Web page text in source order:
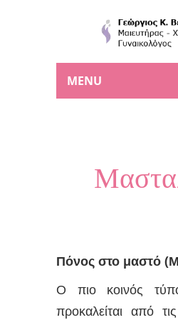
MENU
Πόνος στο μαστό
Ο πιο κοινός
προκαλείται από